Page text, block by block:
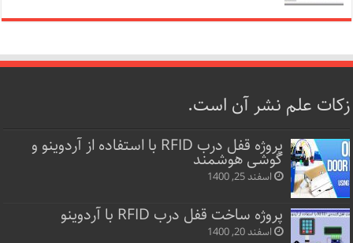
زکات علم نشر آن است.
پروژه قفل‌ درب RFID با استفاده از آردوینو و
گوشی هوشمند
اسفند 25, 1400
پروژه ساخت قفل‌ درب RFID با آردوینو
اسفند 20, 1400